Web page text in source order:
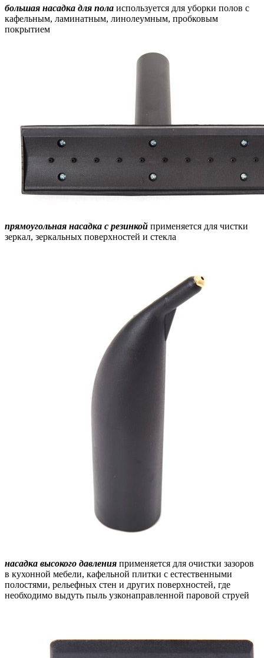
большая насадка для пола используется для уборки полов с
кафельным, ламинатным, линолеумным, пробковым
покрытием
прямоугольная насадка с резинкой применяется для чистки
зеркал, зеркальных поверхностей и стекла
насадка высокого давления применяется для очистки зазоров
в кухонной мебели, кафельной плитки с естественными
полостями, рельефных стен и других поверхностей, где
необходимо выдуть пыль узконаправленной паровой струей